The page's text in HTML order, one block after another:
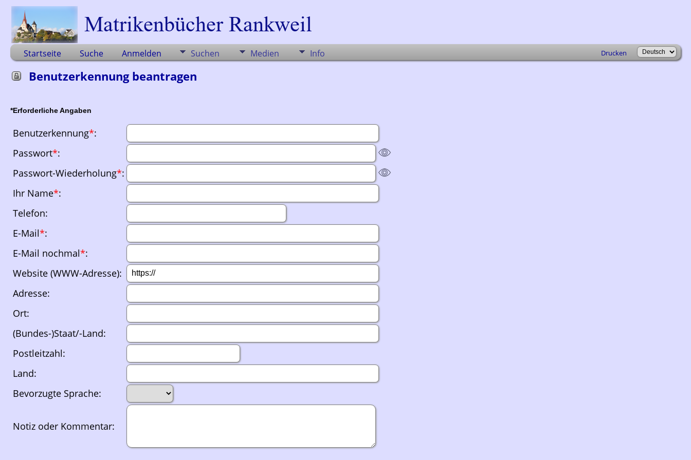
Startseite Suche Anmelden Suchen Medien Info Drucken
Benutzerkennung beantragen
*Erforderliche Angaben
Benutzerkennung*:
Passwort*:
Passwort-Wiederholung*:
Ihr Name*:
Telefon:
E-Mail*:
E-Mail nochmal*:
Website (WWW-Adresse):
Adresse:
Ort:
(Bundes-)Staat/-Land:
Postleitzahl:
Land:
Bevorzugte Sprache:
Notiz oder Kommentar: